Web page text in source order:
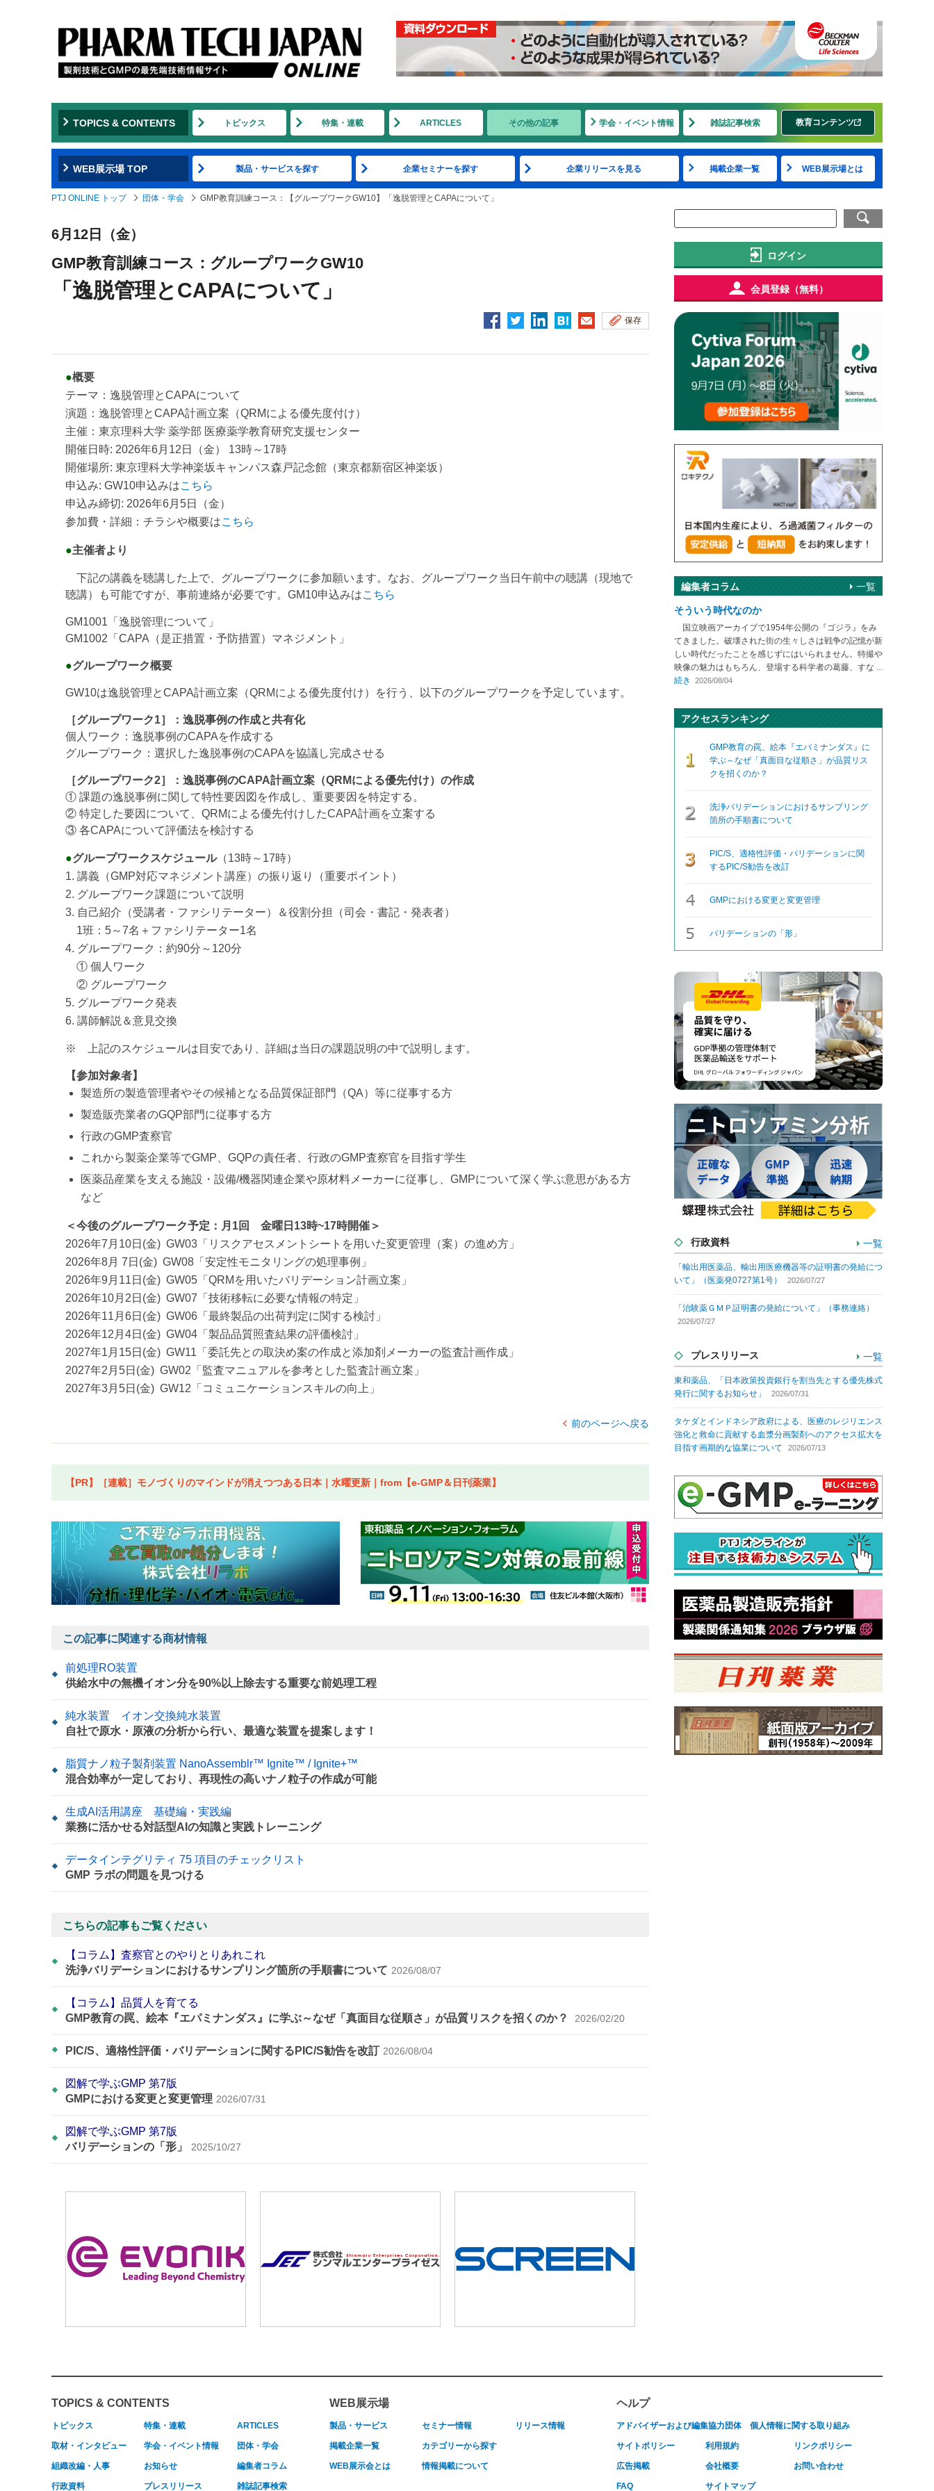
TOPICS & CONTENTS トピックス 特集・連載 ARTICLES その他の記事 学会・イベント情報 雑誌記事検索 教育コンテンツ
WEB展示場 TOP 製品・サービスを探す 企業セミナーを探す 企業リリースを見る 掲載企業一覧 WEB展示場とは
PTJ ONLINE トップ 団体・学会 GMP教育訓練コース：【グループワークGW10】「逸脱管理とCAPAについて」
6月12日（金）
GMP教育訓練コース：グループワークGW10
「逸脱管理とCAPAについて」
保存
●概要
テーマ：逸脱管理とCAPAについて
演題：逸脱管理とCAPA計画立案（QRMによる優先度付け）
主催：東京理科大学 薬学部 医療薬学教育研究支援センター
開催日時: 2026年6月12日（金） 13時～17時
開催場所: 東京理科大学神楽坂キャンパス森戸記念館（東京都新宿区神楽坂）
申込み: GW10申込みはこちら
申込み締切: 2026年6月5日（金）
参加費・詳細：チラシや概要はこちら
●主催者より
下記の講義を聴講した上で、グループワークに参加願います。なお、グループワーク当日午前中の聴講（現地で
聴講）も可能ですが、事前連絡が必要です。GM10申込みはこちら
GM1001「逸脱管理について」
GM1002「CAPA（是正措置・予防措置）マネジメント」
●グループワーク概要
GW10は逸脱管理とCAPA計画立案（QRMによる優先度付け）を行う、以下のグループワークを予定しています。
［グループワーク1］：逸脱事例の作成と共有化
個人ワーク：逸脱事例のCAPAを作成する
グループワーク：選択した逸脱事例のCAPAを協議し完成させる
［グループワーク2］：逸脱事例のCAPA計画立案（QRMによる優先付け）の作成
① 課題の逸脱事例に関して特性要因図を作成し、重要要因を特定する。
② 特定した要因について、QRMによる優先付けしたCAPA計画を立案する
③ 各CAPAについて評価法を検討する
●グループワークスケジュール（13時～17時）
1. 講義（GMP対応マネジメント講座）の振り返り（重要ポイント）
2. グループワーク課題について説明
3. 自己紹介（受講者・ファシリテーター）＆役割分担（司会・書記・発表者）
1班：5～7名＋ファシリテーター1名
4. グループワーク：約90分～120分
① 個人ワーク
② グループワーク
5. グループワーク発表
6. 講師解説＆意見交換
※ 上記のスケジュールは目安であり、詳細は当日の課題説明の中で説明します。
【参加対象者】
製造所の製造管理者やその候補となる品質保証部門（QA）等に従事する方
製造販売業者のGQP部門に従事する方
行政のGMP査察官
これから製薬企業等でGMP、GQPの責任者、行政のGMP査察官を目指す学生
医薬品産業を支える施設・設備/機器関連企業や原材料メーカーに従事し、GMPについて深く学ぶ意思がある方
など
＜今後のグループワーク予定：月1回 金曜日13時~17時開催＞
2026年7月10日(金) GW03「リスクアセスメントシートを用いた変更管理（案）の進め方」
2026年8月 7日(金) GW08「安定性モニタリングの処理事例」
2026年9月11日(金) GW05「QRMを用いたバリデーション計画立案」
2026年10月2日(金) GW07「技術移転に必要な情報の特定」
2026年11月6日(金) GW06「最終製品の出荷判定に関する検討」
2026年12月4日(金) GW04「製品品質照査結果の評価検討」
2027年1月15日(金) GW11「委託先との取決め案の作成と添加剤メーカーの監査計画作成」
2027年2月5日(金) GW02「監査マニュアルを参考とした監査計画立案」
2027年3月5日(金) GW12「コミュニケーションスキルの向上」
前のページへ戻る
【PR】［連載］モノづくりのマインドが消えつつある日本｜水曜更新｜from【e-GMP＆日刊薬業】
この記事に関連する商材情報
前処理RO装置
供給水中の無機イオン分を90%以上除去する重要な前処理工程
純水装置 イオン交換純水装置
自社で原水・原液の分析から行い、最適な装置を提案します！
脂質ナノ粒子製剤装置 NanoAssemblr™ Ignite™ / Ignite+™
混合効率が一定しており、再現性の高いナノ粒子の作成が可能
生成AI活用講座 基礎編・実践編
業務に活かせる対話型AIの知識と実践トレーニング
データインテグリティ 75 項目のチェックリスト
GMP ラボの問題を見つける
こちらの記事もご覧ください
【コラム】査察官とのやりとりあれこれ
洗浄バリデーションにおけるサンプリング箇所の手順書について 2026/08/07
【コラム】品質人を育てる
GMP教育の罠、絵本『エパミナンダス』に学ぶ～なぜ「真面目な従順さ」が品質リスクを招くのか？
2026/02/20
PIC/S、適格性評価・バリデーションに関するPIC/S勧告を改訂 2026/08/04
図解で学ぶGMP 第7版
GMPにおける変更と変更管理 2026/07/31
図解で学ぶGMP 第7版
バリデーションの「形」
2025/10/27
ログイン
会員登録（無料）
編集者コラム
そういう時代なのか
国立映画アーカイブで1954年公開の『ゴジラ』をみ
てきました。破壊された街の生々しさは戦争の記憶が新
しい時代だったことを感じずにはいられません。特撮や
映像の魅力はもちろん、登場する科学者の葛藤、すな ...
続き
2026/08/04
一覧
アクセスランキング
GMP教育の罠、絵本『エパミナンダス』に
学ぶ～なぜ「真面目な従順さ」が品質リス
クを招くのか？
洗浄バリデーションにおけるサンプリング
箇所の手順書について
PIC/S、適格性評価・バリデーションに関
するPIC/S勧告を改訂
GMPにおける変更と変更管理
バリデーションの「形」
行政資料 一覧
「輸出用医薬品、輸出用医療機器等の証明書の発給につ
いて」（医薬発0727第1号）
2026/07/27
「治験薬ＧＭＰ証明書の発給について」（事務連絡）
2026/07/27
プレスリリース 一覧
東和薬品、「日本政策投資銀行を割当先とする優先株式
発行に関するお知らせ」
2026/07/31
タケダとインドネシア政府による、医療のレジリエンス
強化と救命に貢献する血漿分画製剤へのアクセス拡大を
目指す画期的な協業について
2026/07/13
TOPICS & CONTENTS
トピックス 特集・連載 ARTICLES
取材・インタビュー 学会・イベント情報 団体・学会
組織改編・人事 お知らせ 編集者コラム
行政資料 プレスリリース 雑誌記事検索
WEB展示場
製品・サービス セミナー情報 リリース情報
掲載企業一覧 カテゴリーから探す
WEB展示会とは 情報掲載について
ヘルプ
アドバイザーおよび編集協力団体 個人情報に関する取り組み
サイトポリシー 利用規約 リンクポリシー
広告掲載 会社概要 お問い合わせ
FAQ サイトマップ